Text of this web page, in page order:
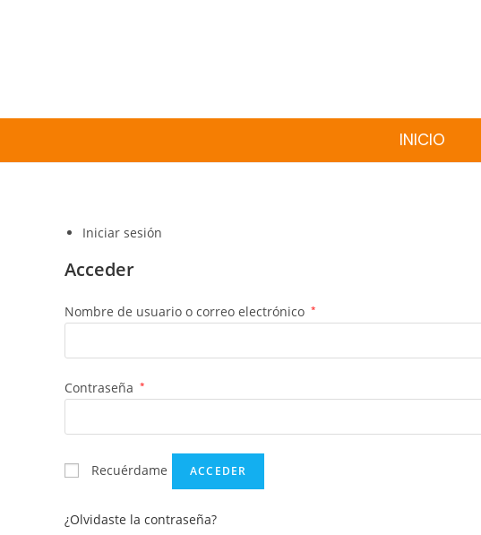
INICIO
Iniciar sesión
Acceder
Nombre de usuario o correo electrónico *
Contraseña *
Recuérdame ACCEDER
¿Olvidaste la contraseña?